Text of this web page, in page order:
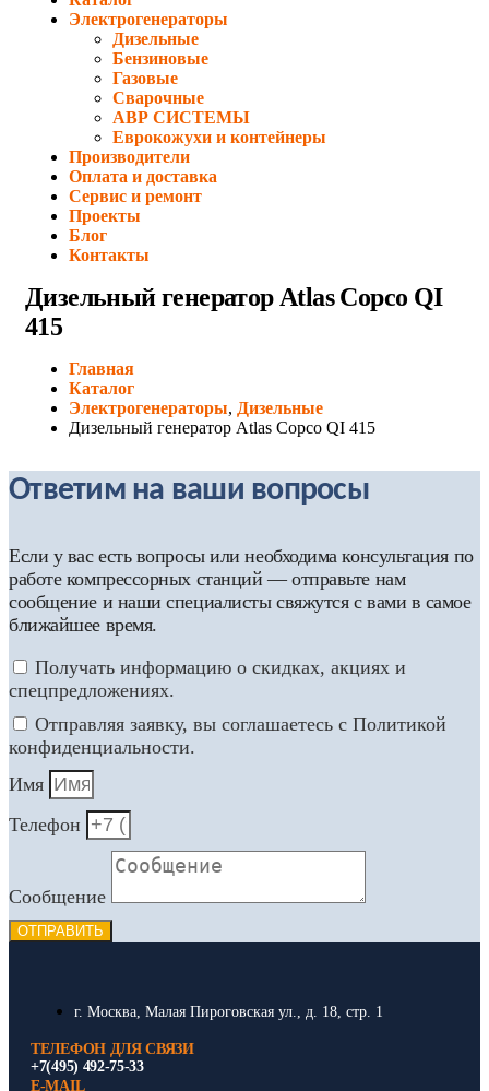
Электрогенераторы
Дизельные
Бензиновые
Газовые
Сварочные
АВР СИСТЕМЫ
Еврокожухи и контейнеры
Производители
Оплата и доставка
Сервис и ремонт
Проекты
Блог
Контакты
Дизельный генератор Atlas Copco QI
415
Главная
Каталог
Электрогенераторы, Дизельные
Дизельный генератор Atlas Copco QI 415
Ответим на ваши вопросы
Если у вас есть вопросы или необходима консультация по
работе компрессорных станций — отправьте нам
сообщение и наши специалисты свяжутся с вами в самое
ближайшее время.
Получать информацию о скидках, акциях и
спецпредложениях.
Отправляя заявку, вы соглашаетесь с Политикой
конфиденциальности.
Имя
Телефон
Сообщение
ОТПРАВИТЬ
г. Москва, Малая Пироговская ул., д. 18, стр. 1
ТЕЛЕФОН ДЛЯ СВЯЗИ
+7(495) 492-75-33
E-MAIL